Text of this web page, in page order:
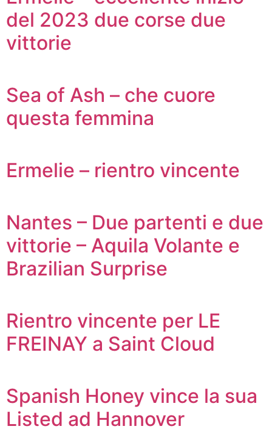
del 2023 due corse due
vittorie
Sea of Ash – che cuore
questa femmina
Ermelie – rientro vincente
Nantes – Due partenti e due
vittorie – Aquila Volante e
Brazilian Surprise
Rientro vincente per LE
FREINAY a Saint Cloud
Spanish Honey vince la sua
Listed ad Hannover